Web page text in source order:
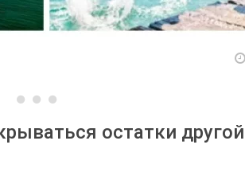
остатки другой